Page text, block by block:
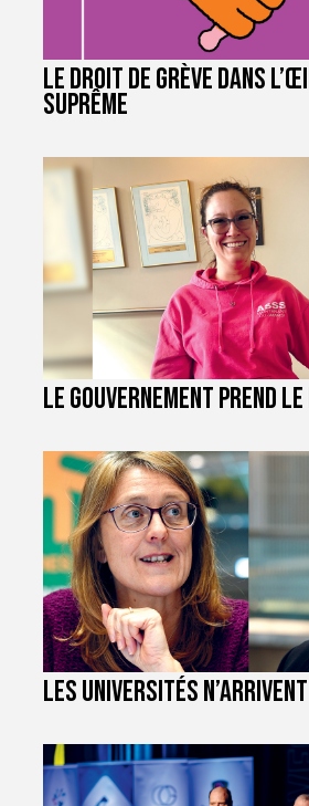
Le droit de grève dans
suprême
Le gouvernement prend
Les universités